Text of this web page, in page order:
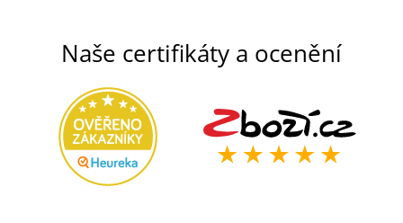
Naše certifikáty a ocenění